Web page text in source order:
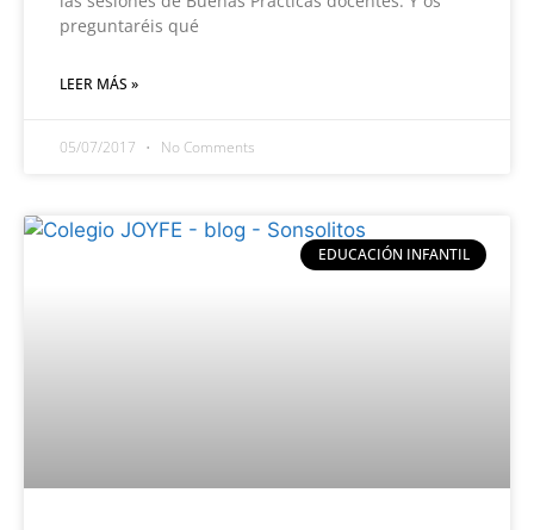
preguntaréis qué
LEER MÁS »
05/07/2017 No Comments
EDUCACIÓN INFANTIL